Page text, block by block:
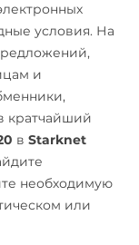
(SOL)
(STRK)
(XLM)
Classic (LUNC)
(USDT)
TRC20
BEP20
RUB
RUB
RUB
банк RUB
условия. На
и
кратчайший
в Starknet
необходимую
или